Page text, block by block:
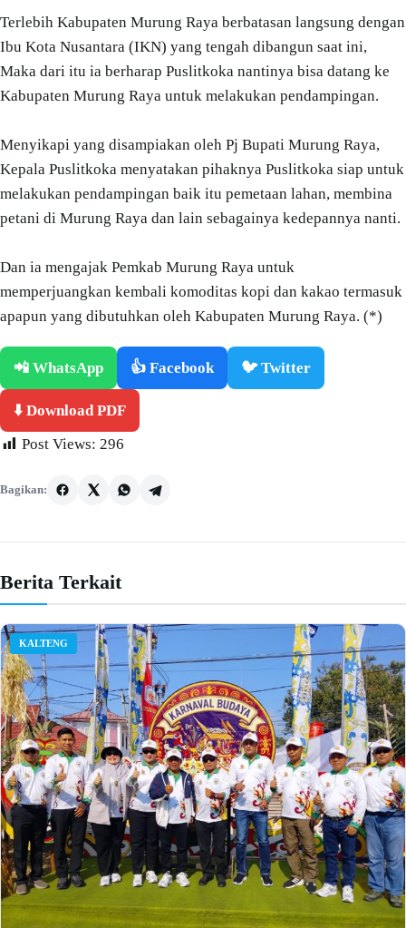
Terlebih Kabupaten Murung Raya berbatasan langsung dengan
Ibu Kota Nusantara (IKN) yang tengah dibangun saat ini,
Maka dari itu ia berharap Puslitkoka nantinya bisa datang ke
Kabupaten Murung Raya untuk melakukan pendampingan.
Menyikapi yang disampiakan oleh Pj Bupati Murung Raya,
Kepala Puslitkoka menyatakan pihaknya Puslitkoka siap untuk
melakukan pendampingan baik itu pemetaan lahan, membina
petani di Murung Raya dan lain sebagainya kedepannya nanti.
Dan ia mengajak Pemkab Murung Raya untuk
memperjuangkan kembali komoditas kopi dan kakao termasuk
apapun yang dibutuhkan oleh Kabupaten Murung Raya. (*)
📲 WhatsApp 👍 Facebook 🐦 Twitter
⬇️ Download PDF
Post Views: 296
Bagikan:
Berita Terkait
KALTENG